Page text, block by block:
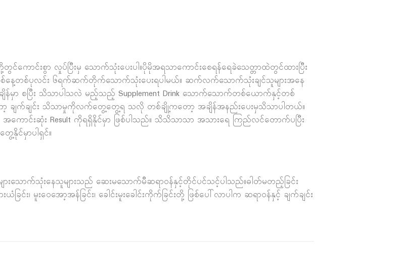
ာင်းစွာ လှုပ်ပြီးမှ သောက်သုံးပေးပါ။ပိုမိုအရသာကောင်းစေရန်ရေခဲသေတ္တာထဲတွင်ထားပြီး
နေ့တစ်ပုလင်း ၆ရက်ဆက်တိုက်သောက်သုံးပေးရပါမယ်။ ဆက်လက်သောက်သုံးချင်သူများအနေ
န်မှာ စပြီး သိသာပါသလဲ မည့်သည့် Supplement Drink သောက်သောက်တစ်ယောက်နှင့်တစ်
ချက်ချင်း သိသာမှုကိုလက်တွေ့တွေ့ရ သလို တစ်ချို့ကတော့ အချိန်အနည်းပေးမှသိသာပါတယ်။
အကောင်းဆုံး Result ကိုရရှိနိုင်မှာ ဖြစ်ပါသည်။ သိသိသာသာ အသားရေ ကြည်လင်တောက်ပပြီး
င်မှာပါရှင်။
ျားသောက်သုံးနေသူများသည် ဆေးမသောက်မီဆရာဝန်နှင့်တိုင်ပင်သင့်ပါသည်။ဓါတ်မတည့်ခြင်း
င်း၊ မူးဝေအော့အန်ခြင်း၊ ခေါင်းမူးခေါင်းကိုက်ခြင်းတို့ ဖြစ်ပေါ်လာပါက ဆရာဝန်နှင့် ချက်ချင်း